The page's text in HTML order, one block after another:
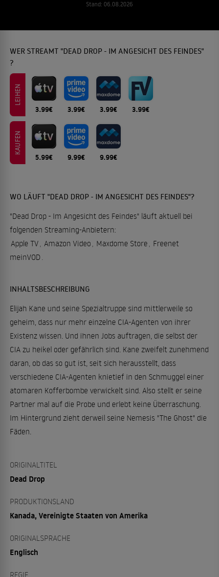
Stand: 06.08.2026
WER STREAMT "DEAD DROP - IM ANGESICHT DES FEINDES"
?
LEIHEN
3.99€ 3.99€ 3.99€ 3.99€
KAUFEN
5.99€ 9.99€ 9.99€
WO LÄUFT "DEAD DROP - IM ANGESICHT DES FEINDES"?
"Dead Drop - Im Angesicht des Feindes" läuft aktuell bei
folgenden Streaming-Anbietern:
Apple TV, Amazon Video , Maxdome Store , Freenet
meinVOD .
INHALTSBESCHREIBUNG
Elijah Kane und seine Spezialtruppe sind mittlerweile so
geheim, dass nur mehr einzelne CIA-Agenten von ihrer
Existenz wissen. Und ihnen Jobs auftragen, die selbst der
CIA zu heikel oder gefährlich sind. Kane zweifelt zunehmend
daran, ob das so gut ist, seit sich herausstellt, dass
verschiedene CIA-Agenten knietief in den Schmuggel einer
atomaren Kofferbombe verwickelt sind. Also stellt er seine
Partner mal auf die Probe und erlebt keine Überraschung.
Im Hintergrund zieht derweil seine Nemesis "The Ghost" die
Fäden.
ORIGINALTITEL
Dead Drop
PRODUKTIONSLAND
Kanada, Vereinigte Staaten von Amerika
ORIGINALSPRACHE
Englisch
REGIE